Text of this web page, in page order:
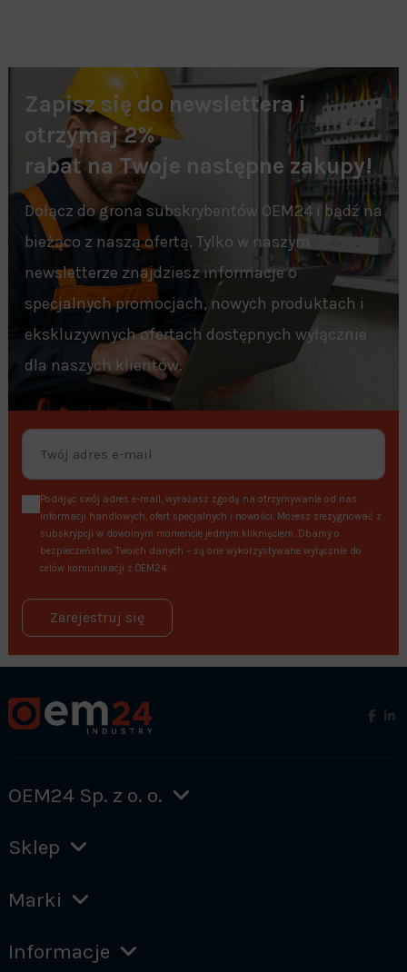
Zapisz się do newslettera i
otrzymaj 2%
rabat na Twoje następne zakupy!
Dołącz do grona subskrybentów OEM24 i bądź na
bieżąco z naszą ofertą. Tylko w naszym
newsletterze znajdziesz informacje o
specjalnych promocjach, nowych produktach i
ekskluzywnych ofertach dostępnych wyłącznie
dla naszych klientów.
Podając swój adres e-mail, wyrażasz zgodę na otrzymywanie od nas
informacji handlowych, ofert specjalnych i nowości. Możesz zrezygnować z
subskrypcji w dowolnym momencie jednym kliknięciem. Dbamy o
bezpieczeństwo Twoich danych – są one wykorzystywane wyłącznie do
celów komunikacji z OEM24.
Zarejestruj się
OEM24 Sp. z o. o.
Sklep
Marki
Informacje